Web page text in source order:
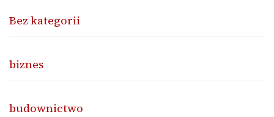
Bez kategorii
biznes
budownictwo